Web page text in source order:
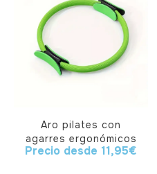
Aro pilates con
agarres ergonómicos
Precio desde 11,95€